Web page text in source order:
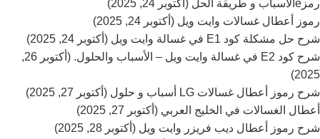
رمزeالاسباب و طريقة الحل (أكتوبر 24, 2025)
رموز أعطال غسالات وايت ويل (أكتوبر 24, 2025)
شرح حل مشكلة كود E1 في غسالة وايت ويل (أكتوبر 24, 2025)
شرح كود E2 في غسالة وايت ويل – الأسباب والحلول. (أكتوبر 26,
2025)
شرح رموز أعطال غسالات LG أسباب و حلول (أكتوبر 27, 2025)
أعطال الغسالات في الخليج العربي (أكتوبر 27, 2025)
شرح رموز أعطال ديب فريزر وايت ويل (أكتوبر 28, 2025)